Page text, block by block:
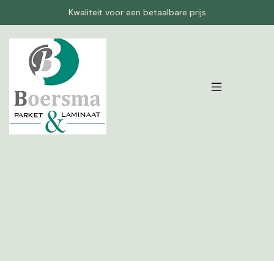
Kwaliteit voor een betaalbare prijs